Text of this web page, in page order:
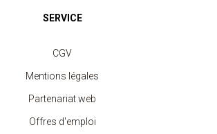
SERVICE
CGV
Mentions légales
Partenariat web
Offres d'emploi